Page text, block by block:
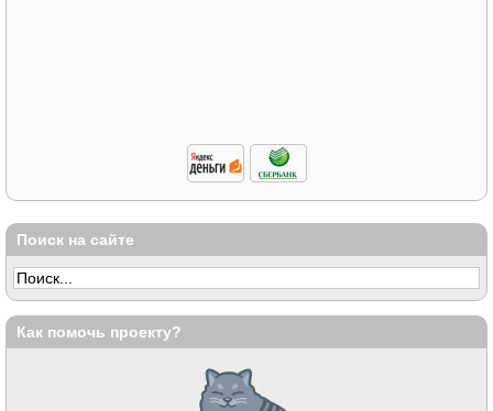
Поиск на сайте
Как помочь проекту?